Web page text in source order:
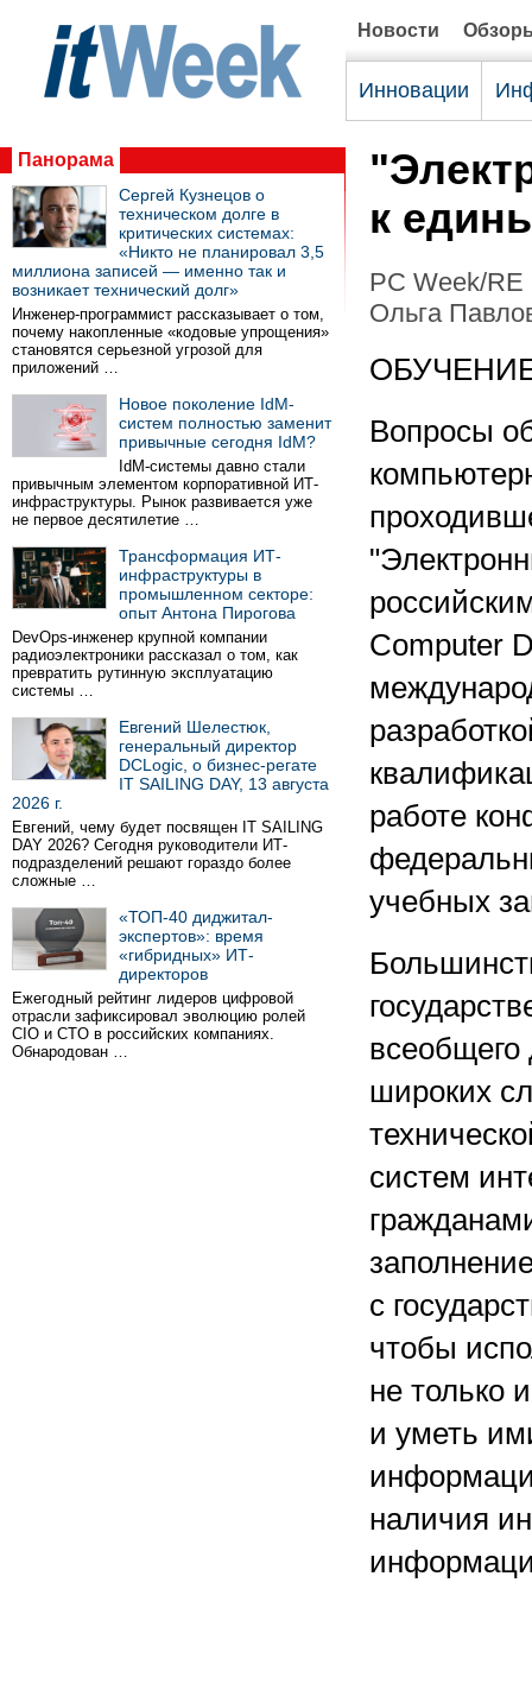
Новости
Инновации
Панорама
Сергей Кузнецов о
техническом долге в
критических системах:
«Никто не планировал 3,5
миллиона записей — именно так и
возникает технический долг»
Инженер-программист рассказывает о том,
почему накопленные «кодовые упрощения»
становятся серьезной угрозой для
приложений …
Новое поколение IdM-
систем полностью заменит
привычные сегодня IdM?
IdM-системы давно стали
привычным элементом корпоративной ИТ-
инфраструктуры. Рынок развивается уже
не первое десятилетие …
Трансформация ИТ-
инфраструктуры в
промышленном секторе:
опыт Антона Пирогова
DevOps-инженер крупной компании
радиоэлектроники рассказал о том, как
превратить рутинную эксплуатацию
системы …
Евгений Шелестюк,
генеральный директор
DCLogic, о бизнес-регате
IT SAILING DAY, 13 августа
2026 г.
Евгений, чему будет посвящен IT SAILING
DAY 2026? Сегодня руководители ИТ-
подразделений решают гораздо более
сложные …
«ТОП-40 диджитал-
экспертов»: время
«гибридных» ИТ-
директоров
Ежегодный рейтинг лидеров цифровой
отрасли зафиксировал эволюцию ролей
CIO и CTO в российских компаниях.
Обнародован …
к
PC Week/RE
Ольга
Вопросы
Computer
работе
учебных
широких
систем
с
чтобы
не только
и уметь
наличия